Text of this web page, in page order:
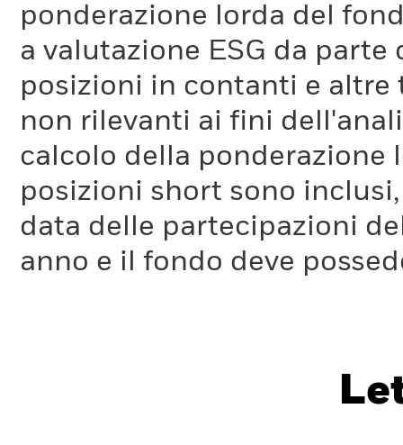
Il parametro ITR viene calcolato considerando l'attuale
tali società di ridurre nel tempo le proprie emissioni. Se le
società all'interno del portafoglio del fondo, le temperature
Si noti che il calcolo riguarda solo gli emittenti societari.
parametro ITR è disponibile
qui.
Poiché il parametro ITR viene calcolato in parte
intervalli di temperatura. Le fasce aiutano a evidenziare
ponderazione lorda del
a valutazione ESG da parte
posizioni in contanti e
non rilevanti ai fini
calcolo della ponderazione
posizioni short sono
data delle partecipazioni
anno e il fondo deve